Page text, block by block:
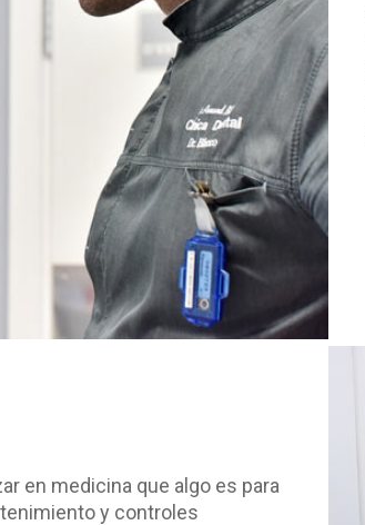
en medicina que algo es para
y controles